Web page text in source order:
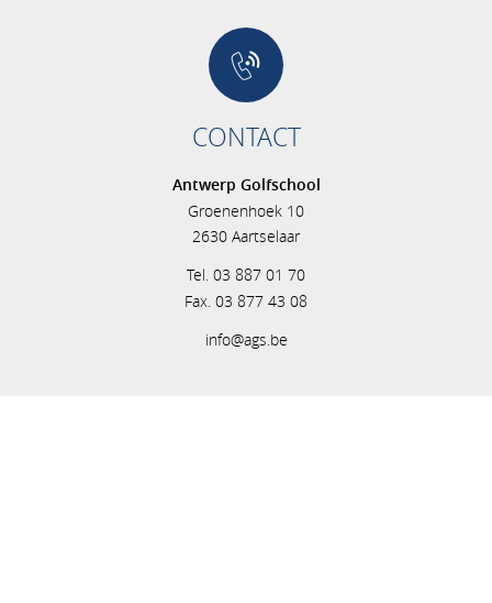
CONTACT
Antwerp Golfschool
Groenenhoek 10
2630 Aartselaar
Tel. 03 887 01 70
Fax. 03 877 43 08
info@ags.be